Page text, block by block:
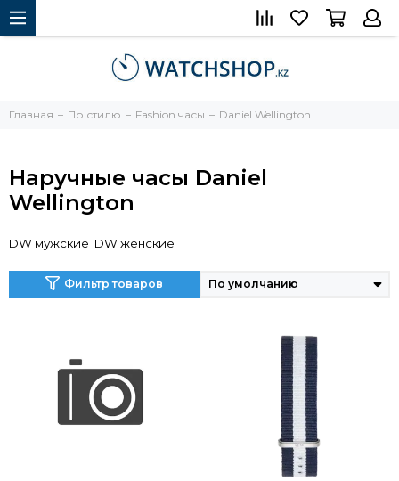
Главная По стилю Fashion часы Daniel Wellington
Наручные часы Daniel
Wellington
DW мужские DW женские
Фильтр товаров